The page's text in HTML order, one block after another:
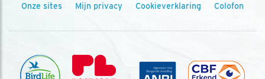
Onze sites Mijn privacy Cookieverklaring Colofon